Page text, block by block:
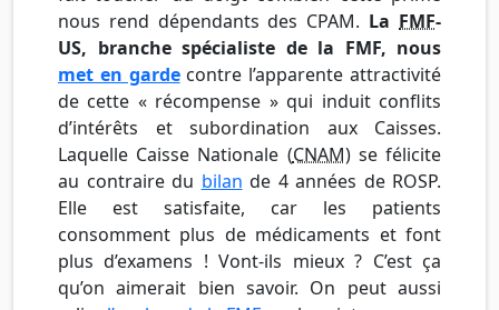
nous rend dépendants des CPAM. La FMF-
US, branche spécialiste de la FMF, nous
met en gardecontre l’apparente attractivité
de cette « récompense » qui induit conflits
d’intérêts et subordination aux Caisses.
Laquelle Caisse Nationale (CNAM) se félicite
au contraire du bilan de 4 années de ROSP.
Elle est satisfaite, car les patients
consomment plus de médicaments et font
plus d’examens ! Vont-ils mieux ? C’est ça
qu’on aimerait bien savoir. On peut aussi